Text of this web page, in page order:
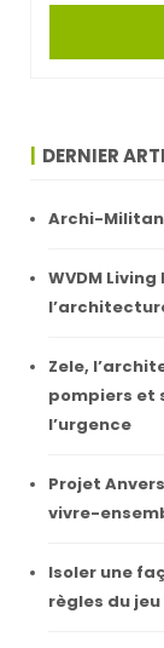
DERNIER
Archi-
WVDM
Zele,
pompiers et
l’urgence
Projet
vivre-
Isoler une
règles du jeu